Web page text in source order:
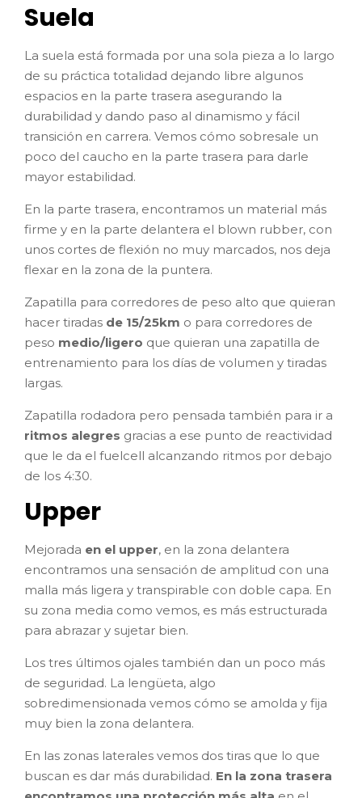
Suela
La suela está formada por una sola pieza a lo largo
de su práctica totalidad dejando libre algunos
espacios en la parte trasera asegurando la
durabilidad y dando paso al dinamismo y fácil
transición en carrera. Vemos cómo sobresale un
poco del caucho en la parte trasera para darle
mayor estabilidad.
En la parte trasera, encontramos un material más
firme y en la parte delantera el blown rubber, con
unos cortes de flexión no muy marcados, nos deja
flexar en la zona de la puntera.
Zapatilla para corredores de peso alto que quieran
hacer tiradas de 15/25km o para corredores de
peso medio/ligero que quieran una zapatilla de
entrenamiento para los días de volumen y tiradas
largas.
Zapatilla rodadora pero pensada también para ir a
ritmos alegres gracias a ese punto de reactividad
que le da el fuelcell alcanzando ritmos por debajo
de los 4:30.
Upper
Mejorada en el upper, en la zona delantera
encontramos una sensación de amplitud con una
malla más ligera y transpirable con doble capa. En
su zona media como vemos, es más estructurada
para abrazar y sujetar bien.
Los tres últimos ojales también dan un poco más
de seguridad. La lengüeta, algo
sobredimensionada vemos cómo se amolda y fija
muy bien la zona delantera.
En las zonas laterales vemos dos tiras que lo que
buscan es dar más durabilidad. En la zona trasera